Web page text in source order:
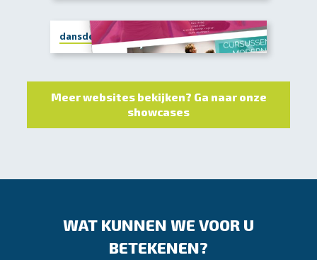
dansdedag.nu
Meer websites bekijken? Ga naar onze
showcases
WAT KUNNEN WE VOOR U
BETEKENEN?